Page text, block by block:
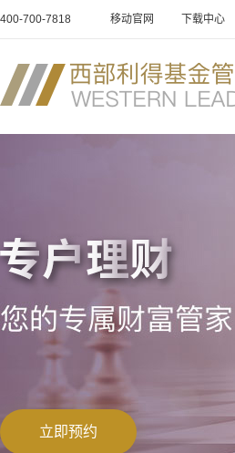
400-700-7818 移动官网 下载中心
立即预约